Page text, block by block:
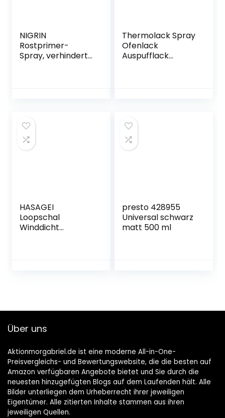
NIGRIN
Rostprimer-
Spray, verhindert
Thermolack Spray
Ofenlack
Auspufflack
HASAGEI
Loopschal
Winddicht
Halswärmer für
Jogging
presto 428955
Universal schwarz
matt 500 ml
Über uns
Aktionmorgabriel.de ist eine moderne All-in-One-
Preisvergleichs- und Bewertungswebsite, die die besten auf
Amazon verfügbaren Angebote bietet und Sie durch die
neuesten hinzugefügten Blogs auf dem Laufenden hält. Alle
Bilder unterliegen dem Urheberrecht ihrer jeweiligen
Eigentümer. Alle zitierten Inhalte stammen aus ihren
jeweiligen Quellen.